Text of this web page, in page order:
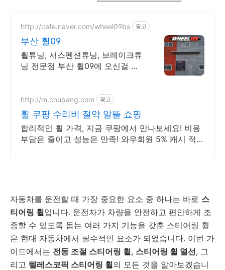
http://cafe.naver.com/wheel09bs 광고
부산 휠09
휠튜닝, 서스펜션튜닝, 브레이크튜
닝 전문점 부산 휠09에 오신걸 환
http://m.coupang.com 광고
휠 쿠팡 수리비 절약 알뜰 쇼핑
합리적인 휠 가격, 지금 쿠팡에서 만나보세요! 비용
부담은 줄이고 성능은 만족! 와우회원 5% 캐시 적립
자동차를 운전할 때 가장 중요한 요소 중 하나는 바로 스
티어링 휠입니다. 운전자가 차량을 안전하고 편안하게 조
종할 수 있도록 돕는 여러 가지 기능을 갖춘 스티어링 휠
은 현대 자동차에서 필수적인 요소가 되었습니다. 이번 가
이드에서는 전동 조절 스티어링 휠, 스티어링 휠 열선, 그
리고 텔레스코픽 스티어링 휠의 모든 것을 알아보겠습니